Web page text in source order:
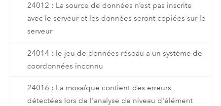
24012 : La source de données n’est pas inscrite
avec le serveur et les données seront copiées sur le
serveur
24014 : le jeu de données réseau a un système de
coordonnées inconnu
24016 : La mosaïque contient des erreurs
détectées lors de l'analyse de niveau d'élément